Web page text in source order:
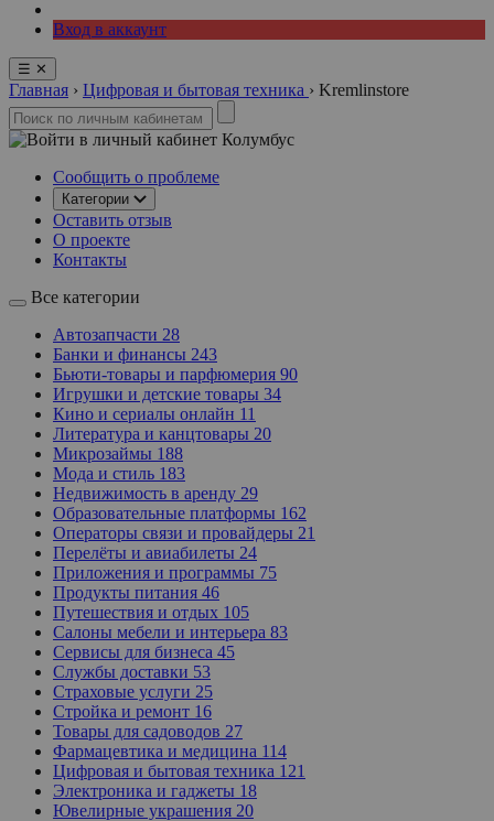
Вход в аккаунт
☰ ✕
Главная › Цифровая и бытовая техника › Kremlinstore
Колумбус
Сообщить о проблеме
Категории
Оставить отзыв
О проекте
Контакты
Все категории
Автозапчасти 28
Банки и финансы 243
Бьюти-товары и парфюмерия 90
Игрушки и детские товары 34
Кино и сериалы онлайн 11
Литература и канцтовары 20
Микрозаймы 188
Мода и стиль 183
Недвижимость в аренду 29
Образовательные платформы 162
Операторы связи и провайдеры 21
Перелёты и авиабилеты 24
Приложения и программы 75
Продукты питания 46
Путешествия и отдых 105
Салоны мебели и интерьера 83
Сервисы для бизнеса 45
Службы доставки 53
Страховые услуги 25
Стройка и ремонт 16
Товары для садоводов 27
Фармацевтика и медицина 114
Цифровая и бытовая техника 121
Электроника и гаджеты 18
Ювелирные украшения 20